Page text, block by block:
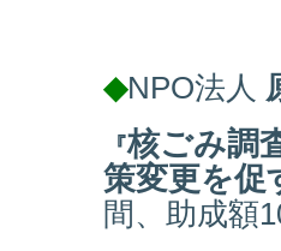
◆NPO法人
『核ごみ調
策変更を促
間、助成